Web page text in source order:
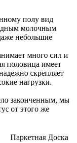
полу вид
молочным
небольшие
много сил и
половица имеет
скрепляет
нагрузки.
законченным, мы
от этого же
Паркетная Доска